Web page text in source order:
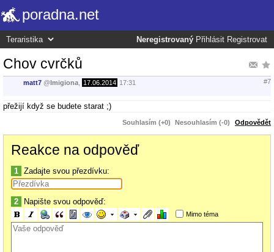
poradna.net
Neregistrovaný Přihlásit Registrovat
Chov cvrčků
matt7 @Imigiona 17.06.2014 17:31 #7
přežijí když se budete starat ;)
Souhlasím (+0) Nesouhlasím (-0) Odpovědět
Reakce na odpověď
1 Zadajte svou přezdívku:
2 Napište svou odpověď:
Mimo téma